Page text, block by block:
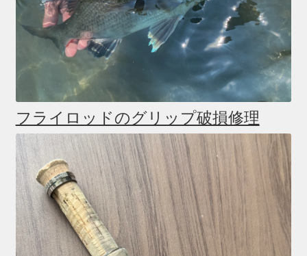
フライロッドのグリップ破損修理